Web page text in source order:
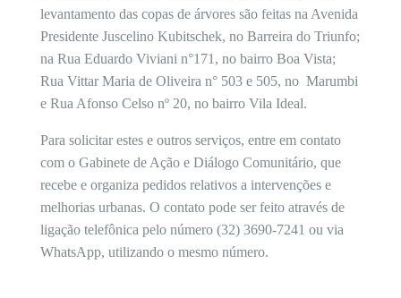
levantamento das copas de árvores são feitas na Avenida
Presidente Juscelino Kubitschek, no Barreira do Triunfo;
na Rua Eduardo Viviani n°171, no bairro Boa Vista;
Rua Vittar Maria de Oliveira n° 503 e 505, no Marumbi
e Rua Afonso Celso nº 20, no bairro Vila Ideal.
Para solicitar estes e outros serviços, entre em contato
com o Gabinete de Ação e Diálogo Comunitário, que
recebe e organiza pedidos relativos a intervenções e
melhorias urbanas. O contato pode ser feito através de
ligação telefônica pelo número (32) 3690-7241 ou via
WhatsApp, utilizando o mesmo número.